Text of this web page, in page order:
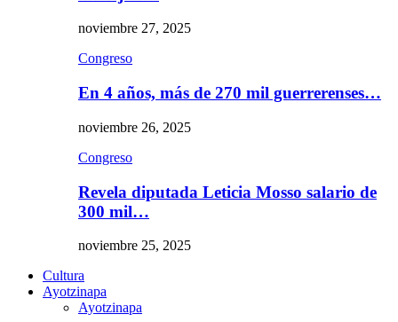
noviembre 27, 2025
Congreso
En 4 años, más de 270 mil guerrerenses…
noviembre 26, 2025
Congreso
Revela diputada Leticia Mosso salario de
300 mil…
noviembre 25, 2025
Cultura
Ayotzinapa
Ayotzinapa